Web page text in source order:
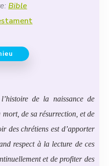
Bible
de la naissance de
mort, de sa résurrection, et de
des chrétiens est d’apporter
respect à la lecture de ces
et de profiter des